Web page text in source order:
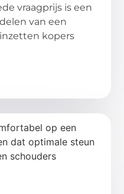
vraagprijs is een
van een
kopers